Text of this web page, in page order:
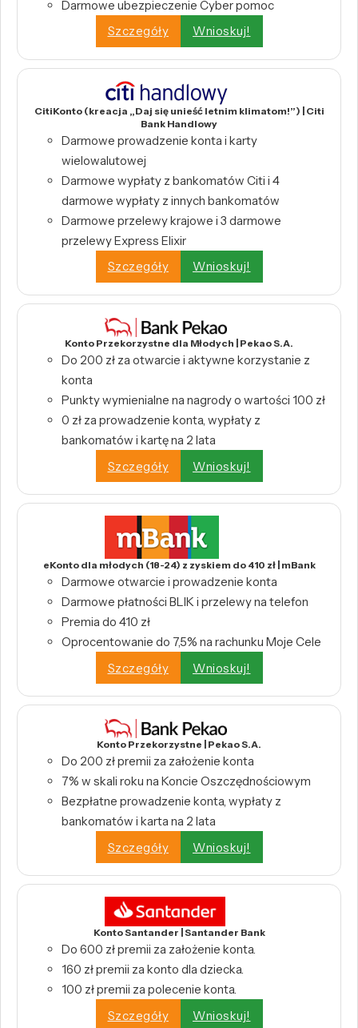
Darmowe ubezpieczenie Cyber pomoc
Szczegóły
Wnioskuj!
CitiKonto (kreacja „Daj się unieść letnim klimatom!”) | Citi
Bank Handlowy
Darmowe prowadzenie konta i karty
wielowalutowej
Darmowe wypłaty z bankomatów Citi i 4
darmowe wypłaty z innych bankomatów
Darmowe przelewy krajowe i 3 darmowe
przelewy Express Elixir
Szczegóły
Wnioskuj!
Konto Przekorzystne dla Młodych | Pekao S.A.
Do 200 zł za otwarcie i aktywne korzystanie z
konta
Punkty wymienialne na nagrody o wartości 100 zł
0 zł za prowadzenie konta, wypłaty z
bankomatów i kartę na 2 lata
Szczegóły
Wnioskuj!
eKonto dla młodych (18-24) z zyskiem do 410 zł | mBank
Darmowe otwarcie i prowadzenie konta
Darmowe płatności BLIK i przelewy na telefon
Premia do 410 zł
Oprocentowanie do 7,5% na rachunku Moje Cele
Szczegóły
Wnioskuj!
Konto Przekorzystne | Pekao S.A.
Do 200 zł premii za założenie konta
7% w skali roku na Koncie Oszczędnościowym
Bezpłatne prowadzenie konta, wypłaty z
bankomatów i karta na 2 lata
Szczegóły
Wnioskuj!
Konto Santander | Santander Bank
Do 600 zł premii za założenie konta.
160 zł premii za konto dla dziecka.
100 zł premii za polecenie konta.
Szczegóły
Wnioskuj!